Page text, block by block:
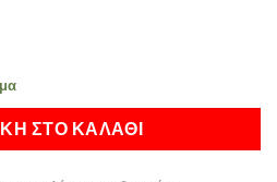
€.
ΣΤΟ ΚΑΛΆΘΙ